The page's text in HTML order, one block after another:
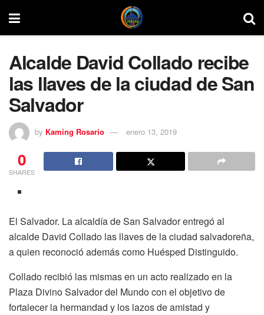
Alcalde David Collado recibe
las llaves de la ciudad de San
Salvador
by Kaming Rosario enero 13, 2019
0
SHARES
El Salvador. La alcaldía de San Salvador entregó al
alcalde David Collado las llaves de la ciudad salvadoreña,
a quien reconoció además como Huésped Distinguido.
Collado recibió las mismas en un acto realizado en la
Plaza Divino Salvador del Mundo con el objetivo de
fortalecer la hermandad y los lazos de amistad y